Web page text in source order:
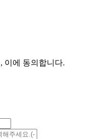
이에 동의합니다.